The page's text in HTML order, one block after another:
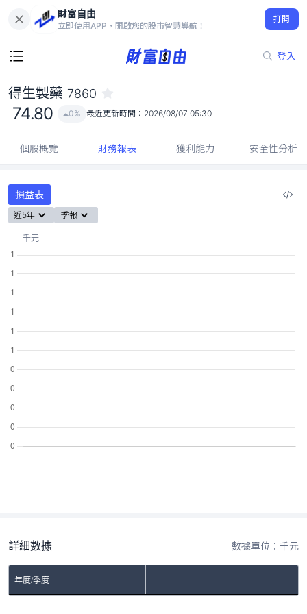
財富自由
立即使用APP，開啟您的股市智慧導航！
打開
登入
74.80
0%
得生製藥 7860
74.80 0% 最近更新時間： 2026/08/07 05:30
個股概覽 財務報表 獲利能力 安全性分析
損益表
近5年 季報
詳細數據 數據單位：千元
年度/季度